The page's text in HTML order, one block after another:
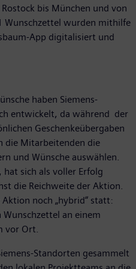
bis München und von
Wunschzettel wurden mithilfe
App digitalisiert und
haben Siemens-
entwickelt, da während der
Geschenkeübergaben
die Mitarbeitenden die
und Wünsche auswählen.
sich als voller Erfolg
die Reichweite der Aktion.
noch „hybrid“ statt:
an einem
vor Ort.
Standorten gesammelt